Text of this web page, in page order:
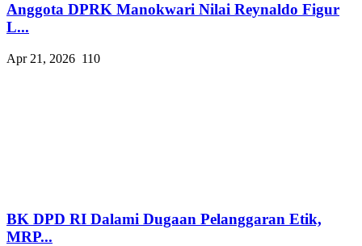
Anggota DPRK Manokwari Nilai Reynaldo Figur
L...
Apr 21, 2026 110
BK DPD RI Dalami Dugaan Pelanggaran Etik,
MRP...